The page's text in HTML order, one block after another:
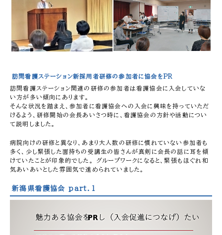
訪問看護ステーション新採用者研修の参加者に協会をPR
訪問看護ステーション関連の研修の参加者は看護協会に入会していな
い方が多い傾向にあります。
そんな状況を踏まえ、参加者に看護協会への入会に興味を持っていただ
けるよう、研修開始の会長あいさつ時に、看護協会の方針や活動につい
て説明しました。
病院向けの研修と異なり、あまり大人数の研修に慣れていない参加者も
多く、少し緊張した面持ちの受講生の皆さんが真剣に会長の話に耳を傾
けていたことが印象的でした。 グループワークになると、緊張もほぐれ和
気あいあいとした雰囲気で進められていました。
新潟県看護協会 part．1